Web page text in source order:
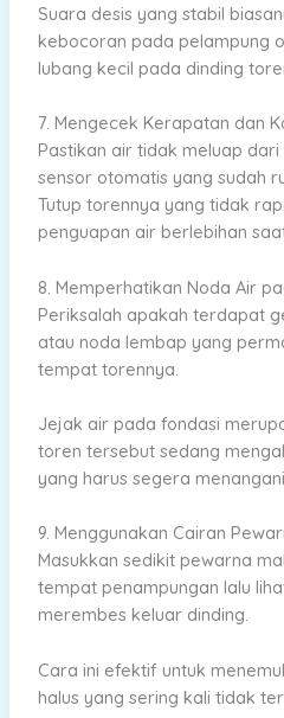
Suara desis yang stabil
kebocoran pada pelampung
lubang kecil pada dinding
7. Mengecek Kerapatan dan
Pastikan air tidak meluap
sensor otomatis yang sudah
Tutup torennya yang tidak
penguapan air berlebihan
8. Memperhatikan Noda Air
Periksalah apakah terdapat
atau noda lembap yang
tempat torennya.
Jejak air pada fondasi
toren tersebut sedang
yang harus segera
9. Menggunakan Cairan
Masukkan sedikit pewarna
tempat penampungan lalu
merembes keluar dinding.
Cara ini efektif untuk
halus yang sering kali tidak